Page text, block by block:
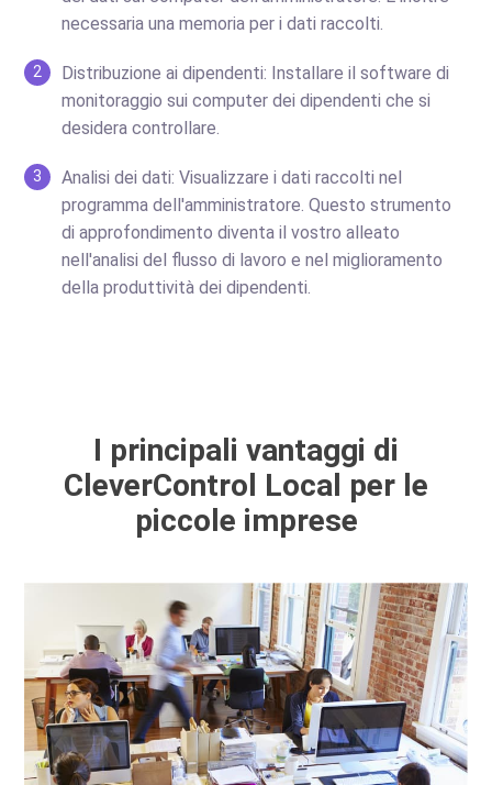
necessaria una memoria per i dati raccolti.
2
Distribuzione ai dipendenti: Installare il software di
monitoraggio sui computer dei dipendenti che si
desidera controllare.
3
Analisi dei dati: Visualizzare i dati raccolti nel
programma dell'amministratore. Questo strumento
di approfondimento diventa il vostro alleato
nell'analisi del flusso di lavoro e nel miglioramento
della produttività dei dipendenti.
I principali vantaggi di
CleverControl Local per le
piccole imprese